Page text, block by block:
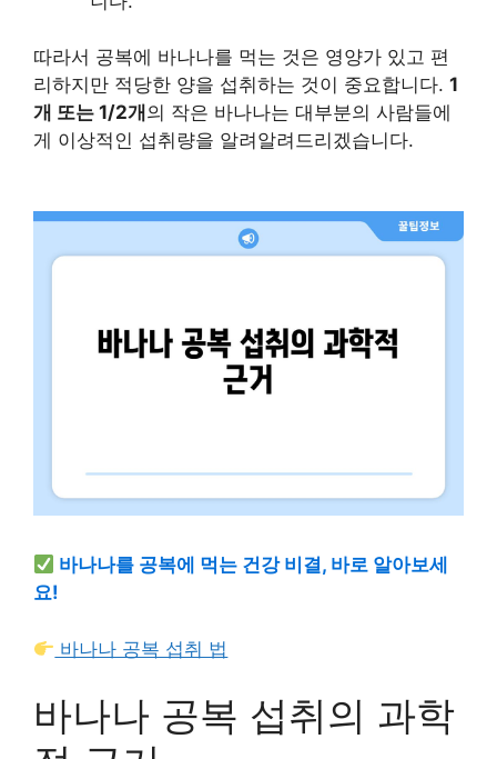
따라서 공복에 바나나를 먹는 것은 영양가 있고 편
리하지만 적당한 양을 섭취하는 것이 중요합니다. 1
개 또는 1/2개 의 작은 바나나는 대부분의 사람들에
게 이상적인 섭취량을 알려알려드리겠습니다.
바나나를 공복에 먹는 건강 비결, 바로 알아보세
요!
바나나 공복 섭취 법
바나나 공복 섭취의 과학